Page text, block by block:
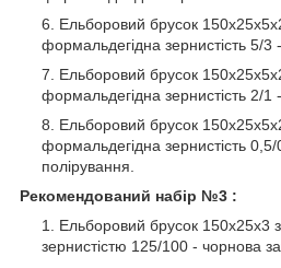
Ельборовий брусок
формальдегідна зернистість 5/3
Ельборовий брусок
формальдегідна зернистість 2/1
Ельборовий брусок
формальдегідна зернистість
полірування.
Рекомендований набір №3 :
Ельборовий брусок 150х25х3
зернистістю 125/100 - чорнова